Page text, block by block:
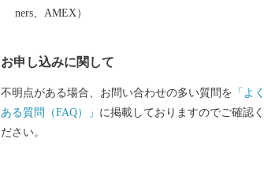
ては、年度内の回数制限は現在設けておりません。 ・
ners、AMEX）
お申し込みに関して
不明点がある場合、お問い合わせの多い質問を 「よく
ある質問（FAQ）」 に掲載しておりますのでご確認く
ださい。